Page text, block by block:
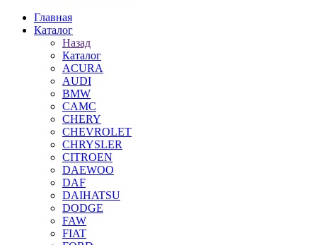
Главная
Каталог
Назад
Каталог
ACURA
AUDI
BMW
CAMC
CHERY
CHEVROLET
CHRYSLER
CITROEN
DAEWOO
DAF
DAIHATSU
DODGE
FAW
FIAT